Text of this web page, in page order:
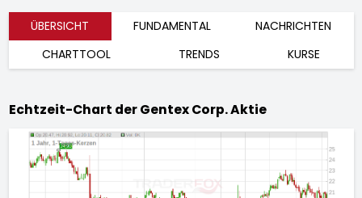
ÜBERSICHT FUNDAMENTAL
NACHRICHTEN
CHARTTOOL
TRENDS KURSE
Echtzeit-Chart der Gentex Corp. Aktie